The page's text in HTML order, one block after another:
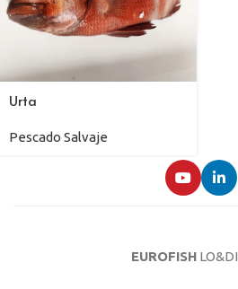
Urta
Pescado Salvaje
EUROFISHLO&DI